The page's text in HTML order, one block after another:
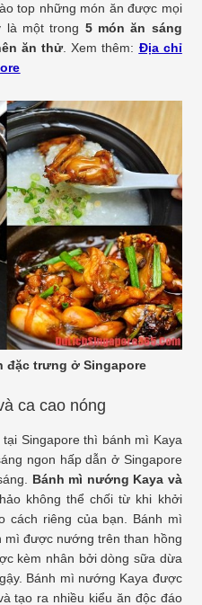
top những món ăn được mọi
là một trong 5 món ăn sáng
ăn thử. Xem thêm: Địa chỉ
đặc trưng ở Singapore
ca cao nóng
Singapore thì bánh mì Kaya
ngon hấp dẫn ở Singapore
Bánh mì nướng Kaya và
không thể chối từ khi khởi
cách riêng của bạn. Bánh mì
mì được nướng trên than hồng
kèm nhân bởi dòng sữa dừa
Bánh mì nướng Kaya được
tạo ra nhiều kiểu ăn độc đáo